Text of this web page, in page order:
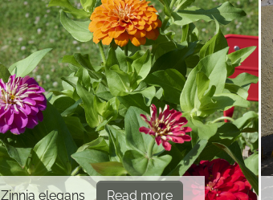
Zinnia elegans Read more